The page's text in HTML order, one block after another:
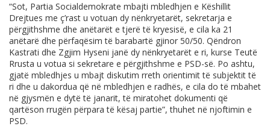
“Sot, Partia Socialdemokrate mbajti mbledhjen e Këshillit
Drejtues me ç’rast u votuan dy nënkryetarët, sekretarja e
përgjithshme dhe anëtarët e tjerë të kryesisë, e cila ka 21
anëtarë dhe përfaqësim të barabartë gjinor 50/50. Qëndron
Kastrati dhe Zgjim Hyseni janë dy nënkryetarët e ri, kurse Teutë
Rrusta u votua si sekretare e përgjithshme e PSD-së. Po ashtu,
gjatë mbledhjes u mbajt diskutim rreth orientimit të subjektit të
ri dhe u dakordua që në mbledhjen e radhës, e cila do të mbahet
në gjysmën e dytë të janarit, të miratohet dokumenti që
qartëson rrugën përpara të kësaj partie”, thuhet në njoftimin e
PSD.